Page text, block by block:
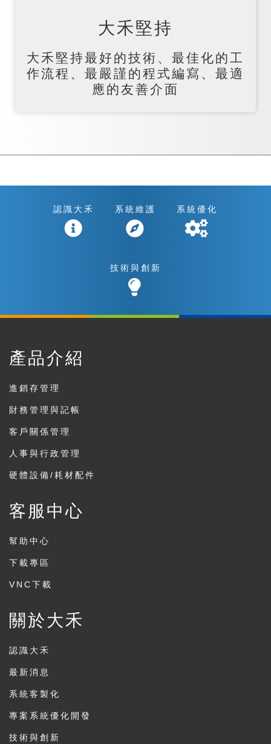
大禾堅持
大禾堅持最好的技術、最佳化的工
作流程、最嚴謹的程式編寫、最適
應的友善介面
認識大禾 系統維護 系統優化
技術與創新
產品介紹
進銷存管理
財務管理與記帳
客戶關係管理
人事與行政管理
硬體設備/耗材配件
客服中心
幫助中心
下載專區
VNC下載
關於大禾
認識大禾
最新消息
系統客製化
專案系統優化開發
技術與創新